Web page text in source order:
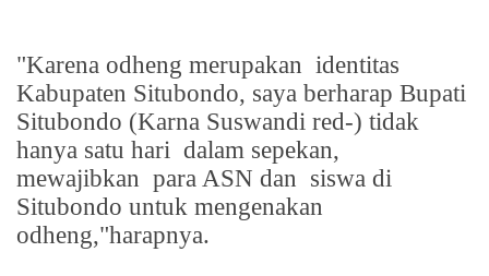
"Karena odheng merupakan identitas
Kabupaten Situbondo, saya berharap Bupati
Situbondo (Karna Suswandi red-) tidak
hanya satu hari dalam sepekan,
mewajibkan para ASN dan siswa di
Situbondo untuk mengenakan
odheng,"harapnya.